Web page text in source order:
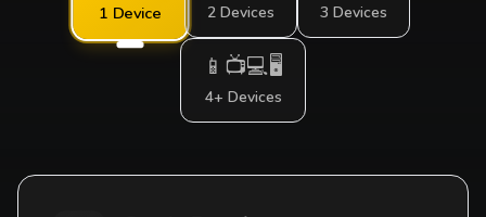
1 Device 2 Devices 3 Devices
📱📺💻🖥️
4+ Devices